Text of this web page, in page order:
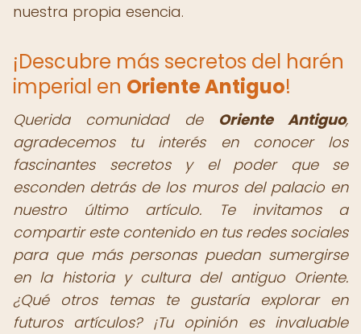
nuestra propia esencia.
¡Descubre más secretos del harén
imperial en Oriente Antiguo!
Querida comunidad de Oriente Antiguo,
agradecemos tu interés en conocer los
fascinantes secretos y el poder que se
esconden detrás de los muros del palacio en
nuestro último artículo. Te invitamos a
compartir este contenido en tus redes sociales
para que más personas puedan sumergirse
en la historia y cultura del antiguo Oriente.
¿Qué otros temas te gustaría explorar en
futuros artículos? ¡Tu opinión es invaluable